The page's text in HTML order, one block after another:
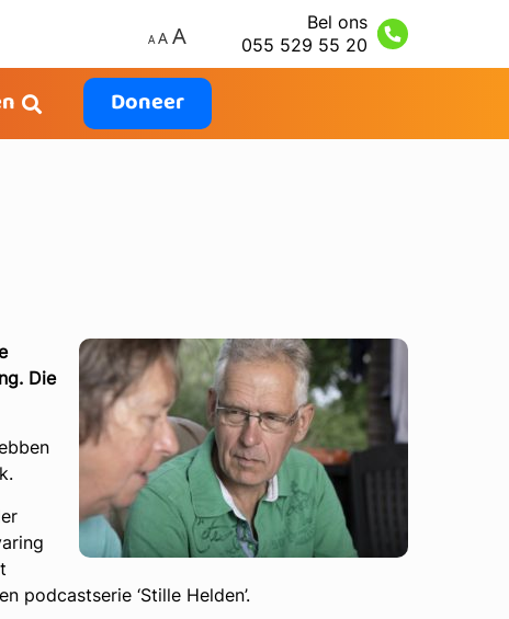
Bel ons
055 529 55 20
Doneer
Die
‘Stille Helden’.